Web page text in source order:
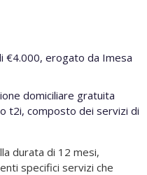
€4.000, erogato da Imesa
domiciliare gratuita
t2i, composto dei servizi di
durata di 12 mesi,
specifici servizi che